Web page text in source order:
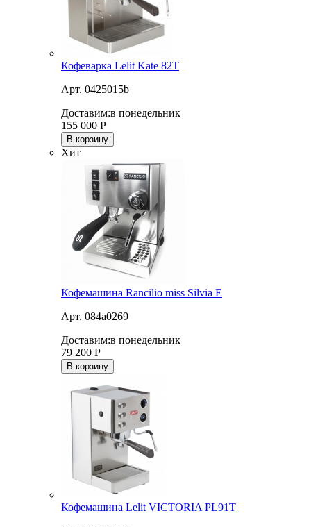
Кофеварка Lelit Kate 82T
Арт. 0425015b
Доставим:в понедельник
155 000 Р
В корзину
Хит
Кофемашина Rancilio miss Silvia E
Арт. 084a0269
Доставим:в понедельник
79 200 Р
В корзину
Кофемашина Lelit VICTORIA PL91T